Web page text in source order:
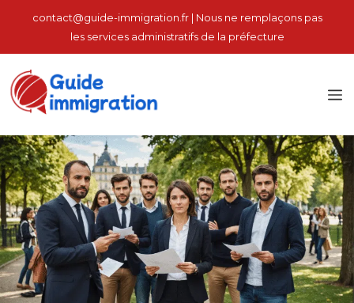
contact@guide-immigration.fr | Nous ne remplaçons pas
les services administratifs de la préfecture